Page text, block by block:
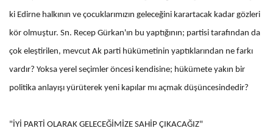
ki Edirne halkının ve çocuklarımızın geleceğini karartacak kadar gözleri
kör olmuştur. Sn. Recep Gürkan'ın bu yaptığının; partisi tarafından da
çok eleştirilen, mevcut Ak parti hükümetinin yaptıklarından ne farkı
vardır? Yoksa yerel seçimler öncesi kendisine; hükümete yakın bir
politika anlayışı yürüterek yeni kapılar mı açmak düşüncesindedir?
"İYİ PARTİ OLARAK GELECEĞİMİZE SAHİP ÇIKACAĞIZ"